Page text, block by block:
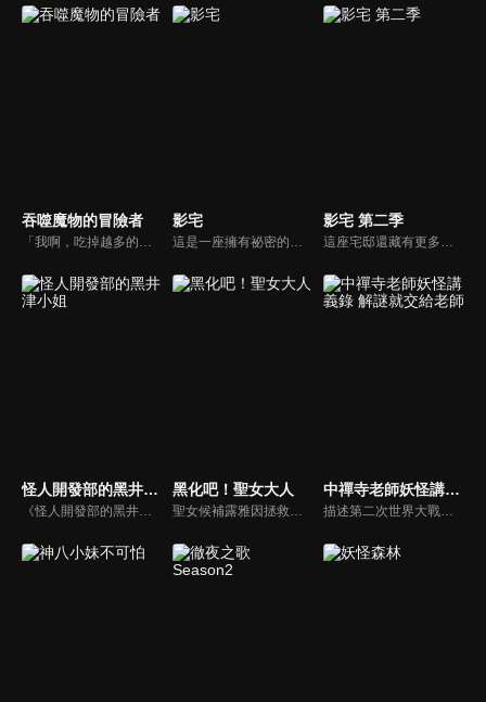
吞噬魔物的冒險者
「我啊，吃掉越多的魔物，就會變得越強大！」魯德是一名E級冒險者，他所擁有的唯一技能「狀態異常無效化」，是個僅能在充滿瘴氣的迷宮中採集藥草、派不上大用場的微妙能力。由於戰鬥能力幾乎為零，他甚至被冒險者同伴們戲稱為「瘴氣搜刮者」。為了打破現狀，魯德決定挑戰新的迷宮，卻遭到夥伴背叛而陷入絕境。在物資耗盡的絕境中，他下定決心做出被視為禁忌的行為——吞食魔物的肉。自此，魯德憑藉著不斷吞噬魔物、以此獲取全新技能的逆襲傳奇，正式拉開序幕！
影宅
這是一座擁有祕密的宅邸——聳立在懸崖上的巨大宅邸——「影宅」裡頭住著模仿貴族舉止，沒有臉的一族人「影家人」。以及他們的「臉」，負責服侍影家人的「活人偶」。某天，一名「活人偶」來到「影家」一族的少女凱特身邊，就此展開「影子」與「人偶」之間不可思議的日常生活。世界奇妙的哥德式懸疑故事，終於迎來動畫版！
影宅 第二季
這座宅邸還藏有更多的秘密———結束「公開亮相」後，凱特、艾蜜莉可以及同期的三組成為成人開始了新生活。「影宅」的謎題尚未解明，兒童棟卻發生了新事件。遭到戴星者懷疑為叛徒的凱特與艾蜜莉可一同開始追查嫌犯——長袍神祕人的真實身分。究竟神秘人的真正目的是什麼……？
怪人開發部的黑井津小姐
《怪人開發部的黑井津》是以邪惡組織「祕密結社阿卡斯提亞」為軸心，描述在開發怪獸部門擔任研究助理的黒井津燈香，時不時要基於上司臨時改變規格或者是提出無理要求後四處奔走，又得兼顧怪獸交期與預算無比煩惱的故事。
黑化吧！聖女大人
聖女候補露雅因拯救暗戀對象瀕死後，遭遇摯友與戀人的雙重背叛，因此引發心理轉變與復仇計畫。 主角在經歷信仰崩塌後，放棄治癒能力，轉而與二皇子結成同盟，共同揭露神殿背後的權力陰謀。
中禪寺老師妖怪講義錄 解謎就交給老師
描述第二次世界大戰剛結束之後的東京，美戶川高中來了一位名叫中禪寺秋彥的國語老師。這位老師總是板著臉，而且不想跟學生親近，因此在學校裡，稍微造成話題。某天，學校出現了所謂的「圖書室的幽靈」，在看到這個幽靈的同學，嚇得不敢上學的時候，一位名叫日下部栞奈的女同學得知原來這個「幽靈」就是中禪寺老師，兩人就因此這樣認識了。而因為中禪寺具有優秀的推理能力，因此當栞奈遇到不可思議的事情時，都會來找中禪寺幫忙。